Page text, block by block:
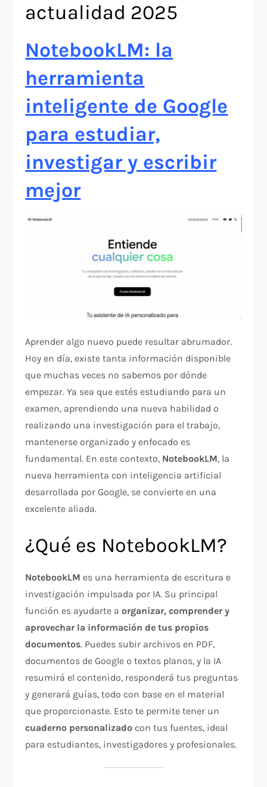
actualidad 2025
NotebookLM: la
herramienta
inteligente de Google
para estudiar,
investigar y escribir
mejor
Aprender algo nuevo puede resultar abrumador.
Hoy en día, existe tanta información disponible
que muchas veces no sabemos por dónde
empezar. Ya sea que estés estudiando para un
examen, aprendiendo una nueva habilidad o
realizando una investigación para el trabajo,
mantenerse organizado y enfocado es
fundamental. En este contexto, NotebookLM, la
nueva herramienta con inteligencia artificial
desarrollada por Google, se convierte en una
excelente aliada.
¿Qué es NotebookLM?
NotebookLM es una herramienta de escritura e
investigación impulsada por IA. Su principal
función es ayudarte aorganizar, comprender y
aprovechar la información de tus propios
documentos. Puedes subir archivos en PDF,
documentos de Google o textos planos, y la IA
resumirá el contenido, responderá tus preguntas
y generará guías, todo con base en el material
que proporcionaste. Esto te permite tener un
cuaderno personalizado con tus fuentes, ideal
para estudiantes, investigadores y profesionales.